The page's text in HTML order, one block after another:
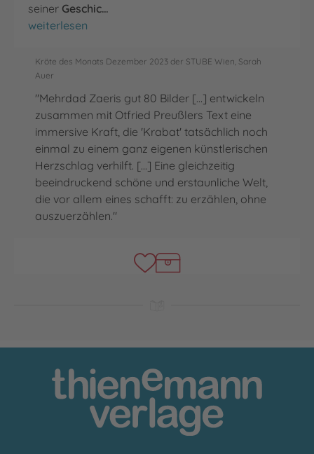
seiner Geschic…
Krabat
weiterlesen
Kröte des Monats Dezember 2023 der STUBE Wien, Sarah
Auer
"Mehrdad Zaeris gut 80 Bilder [...] entwickeln
zusammen mit Otfried Preußlers Text eine
immersive Kraft, die 'Krabat' tatsächlich noch
einmal zu einem ganz eigenen künstlerischen
Herzschlag verhilft. [...] Eine gleichzeitig
beeindruckend schöne und erstaunliche Welt,
die vor allem eines schafft: zu erzählen, ohne
auszuerzählen."